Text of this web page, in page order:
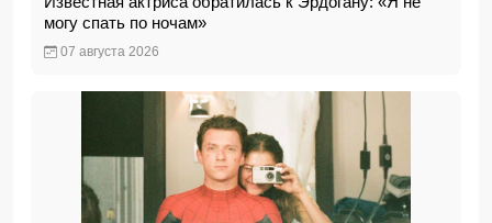
могу спать по ночам»
07 августа 2026